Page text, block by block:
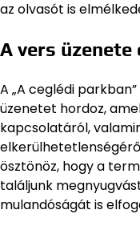
az olvasót is
A vers
A „A ceglédi
üzenetet hordoz,
kapcsolatáról,
ösztönöz, hogy a
találjunk
mulandóságát is